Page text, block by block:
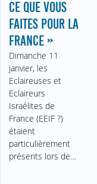
CE QUE VOUS
FAITES POUR LA
FRANCE »
Dimanche 11
janvier, les
Eclaireuses et
Eclaireurs
Israélites de
France (EEIF ?)
étaient
particulièrement
présents lors de…